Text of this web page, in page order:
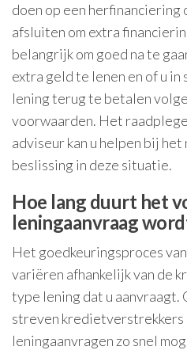
doen op een herfinanciering
afsluiten om extra
belangrijk om goed na te
extra geld te lenen en of u
lening terug te betalen
voorwaarden. Het
adviseur kan u helpen bij het
beslissing in deze situatie.
Hoe lang duurt het
leningaanvraag
Het goedkeuringsproces
variëren afhankelijk van de
type lening dat u aanvraagt.
streven kredietverstrekkers
leningaanvragen zo snel